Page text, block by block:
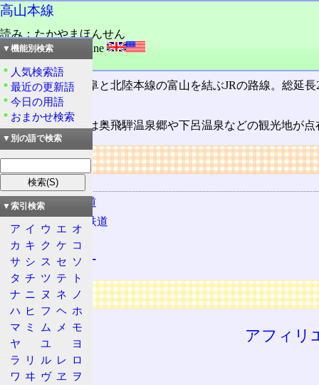
高山本線
読み：たかやまほんせん
外語：Takayama Line
品詞：固有名詞
東海道本線の岐阜と北陸本線の富山を結ぶJRの路線。総延
する。
この路線の沿線は奥飛騨温泉郷や下呂温泉などの観光地が
リンク
関連する用語
東海旅客鉄道
西日本旅客鉄道
ひだ
ワイドビュー
広告
アフィリ
▼機能別検索
人気検索語
最近の更新語
今日の用語
おまかせ検索
▼別の語で検索
▼索引検索
ア イ ウ エ オ
カ キ ク ケ コ
サ シ ス セ ソ
タ チ ツ テ
ト
ナ ニ ヌ ネ
ノ
ハ ヒ フ ヘ ホ
マ ミ ム メ
モ
ヤ
ユ
ヨ
ラ
リ ル レ ロ
ワ ヰ ヴ ヱ
ヲ